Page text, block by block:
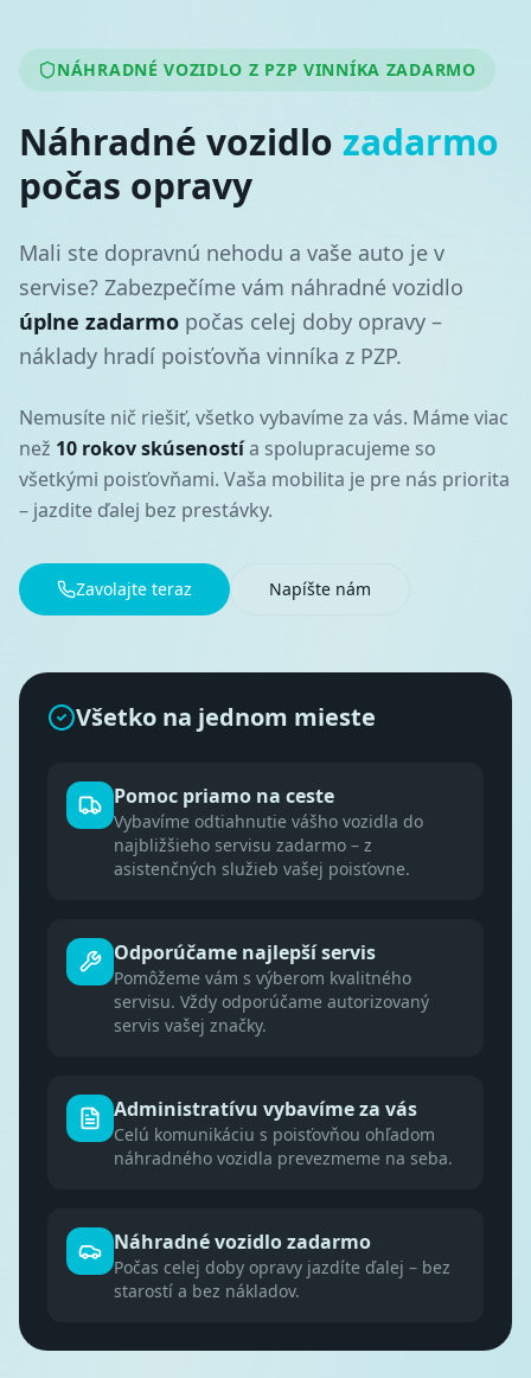
NÁHRADNÉ VOZIDLO Z PZP VINNÍKA ZADARMO
Náhradné vozidlo zadarmo
počas opravy
Mali ste dopravnú nehodu a vaše auto je v
servise? Zabezpečíme vám náhradné vozidlo
úplne zadarmo počas celej doby opravy –
náklady hradí poisťovňa vinníka z PZP.
Nemusíte nič riešiť, všetko vybavíme za vás. Máme viac
než 10 rokov skúsenostía spolupracujeme so
všetkými poisťovňami. Vaša mobilita je pre nás priorita
– jazdite ďalej bez prestávky.
Zavolajte teraz Napíšte nám
Všetko na jednom mieste
Pomoc priamo na ceste
Vybavíme odtiahnutie vášho vozidla do
najbližšieho servisu zadarmo – z
asistenčných služieb vašej poisťovne.
Odporúčame najlepší servis
Pomôžeme vám s výberom kvalitného
servisu. Vždy odporúčame autorizovaný
servis vašej značky.
Administratívu vybavíme za vás
Celú komunikáciu s poisťovňou ohľadom
náhradného vozidla prevezmeme na seba.
Náhradné vozidlo zadarmo
Počas celej doby opravy jazdíte ďalej – bez
starostí a bez nákladov.